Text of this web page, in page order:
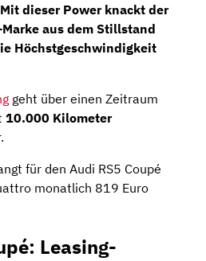
dieser Power knackt der
aus dem Stillstand
Höchstgeschwindigkeit
geht über einen Zeitraum
10.000 Kilometer
für den Audi RS5 Coupé
monatlich 819 Euro
Leasing-